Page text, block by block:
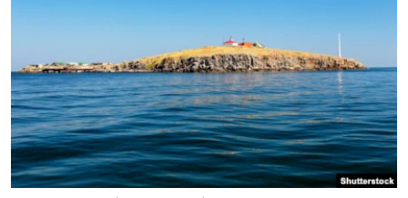
МУЛЬТИМЕДІА
ФОТО
СПЕЦПРОЄКТИ
ПОДКАСТИ